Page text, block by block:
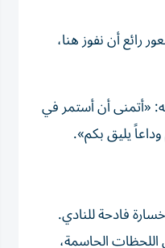
رائع أن نفوز هنا،
«أتمنى أن أستمر في
يليق بكم».
فادحة للنادي.
الحاسمة،